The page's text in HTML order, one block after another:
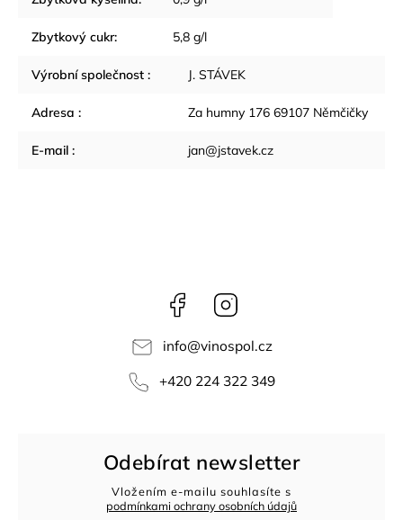
Zbytkový cukr: 5,8 g/l
Výrobní společnost : J. STÁVEK
Adresa : Za humny 176 69107 Němčičky
E-mail : jan@jstavek.cz
Facebook
info@vinospol.cz
+420 224 322 349
Odebírat newsletter
Vložením e-mailu souhlasíte s
podmínkami ochrany osobních údajů